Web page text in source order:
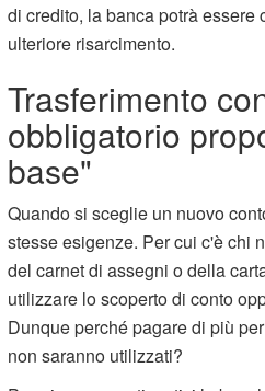
di credito, la banca potrà essere
ulteriore risarcimento.
Trasferimento
obbligatorio
base"
Quando si sceglie un nuovo
stesse esigenze. Per cui c'è chi
del carnet di assegni o della
utilizzare lo scoperto di conto
Dunque perché pagare di più
non saranno utilizzati?